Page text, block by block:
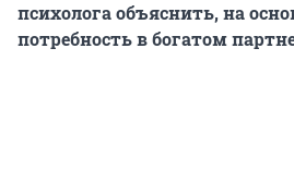
психолога объяснить, на
потребность в богатом